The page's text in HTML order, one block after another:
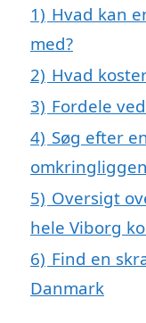
1) Hvad kan
med?
2) Hvad
3) Fordele
4) Søg efter
5) Oversigt
hele Viborg
6) Find en
Danmark